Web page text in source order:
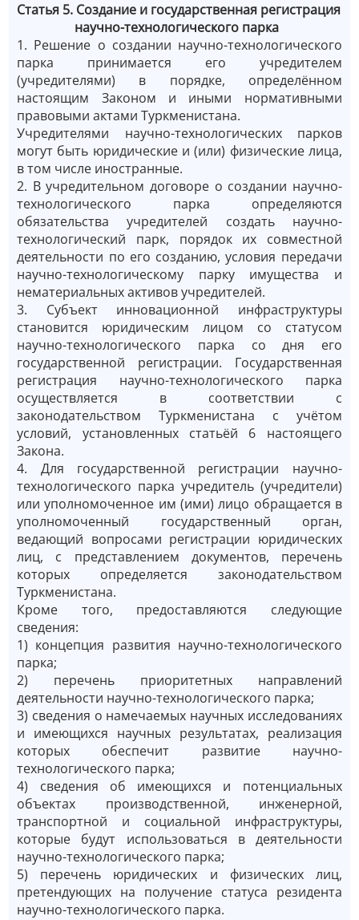
Статья 5. Создание и государственная регистрация
научно-технологического парка
1. Решение о создании научно-технологического
парка принимается его учредителем
(учредителями) в порядке, определённом
настоящим Законом и иными нормативными
правовыми актами Туркменистана.
Учредителями научно-технологических парков
могут быть юридические и (или) физические лица,
в том числе иностранные.
2. В учредительном договоре о создании научно-
технологического парка определяются
обязательства учредителей создать научно-
технологический парк, порядок их совместной
деятельности по его созданию, условия передачи
научно-технологическому парку имущества и
нематериальных активов учредителей.
3. Субъект инновационной инфраструктуры
становится юридическим лицом со статусом
научно-технологического парка со дня его
государственной регистрации. Государственная
регистрация научно-технологического парка
осуществляется в соответствии с
законодательством Туркменистана с учётом
условий, установленных статьёй 6 настоящего
Закона.
4. Для государственной регистрации научно-
технологического парка учредитель (учредители)
или уполномоченное им (ими) лицо обращается в
уполномоченный государственный орган,
ведающий вопросами регистрации юридических
лиц, с представлением документов, перечень
которых определяется законодательством
Туркменистана.
Кроме того, предоставляются следующие
сведения:
1) концепция развития научно-технологического
парка;
2) перечень приоритетных направлений
деятельности научно-технологического парка;
3) сведения о намечаемых научных исследованиях
и имеющихся научных результатах, реализация
которых обеспечит развитие научно-
технологического парка;
4) сведения об имеющихся и потенциальных
объектах производственной, инженерной,
транспортной и социальной инфраструктуры,
которые будут использоваться в деятельности
научно-технологического парка;
5) перечень юридических и физических лиц,
претендующих на получение статуса резидента
научно-технологического парка.